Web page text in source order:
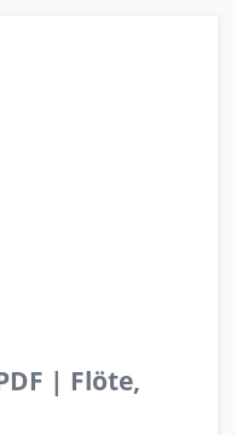
| Flöte,